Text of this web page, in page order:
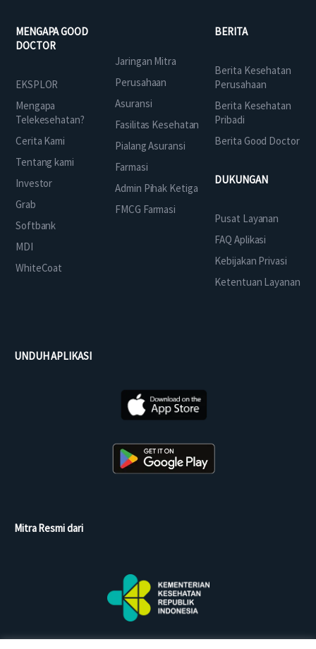
MENGAPA GOOD
DOCTOR
EKSPLOR
Mengapa
Telekesehatan?
Cerita Kami
Tentang kami
Investor
Grab
Softbank
MDI
WhiteCoat
Jaringan Mitra
Perusahaan
Asuransi
Fasilitas Kesehatan
Pialang Asuransi
Farmasi
Admin Pihak Ketiga
FMCG Farmasi
BERITA
Berita Kesehatan
Perusahaan
Berita Kesehatan
Pribadi
Berita Good Doctor
DUKUNGAN
Pusat Layanan
FAQ Aplikasi
Kebijakan Privasi
Ketentuan Layanan
UNDUH APLIKASI
Mitra Resmi dari